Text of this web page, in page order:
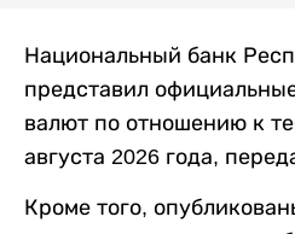
Национальный банк
представил
валют по отношению к
августа 2026 года,
Кроме того,